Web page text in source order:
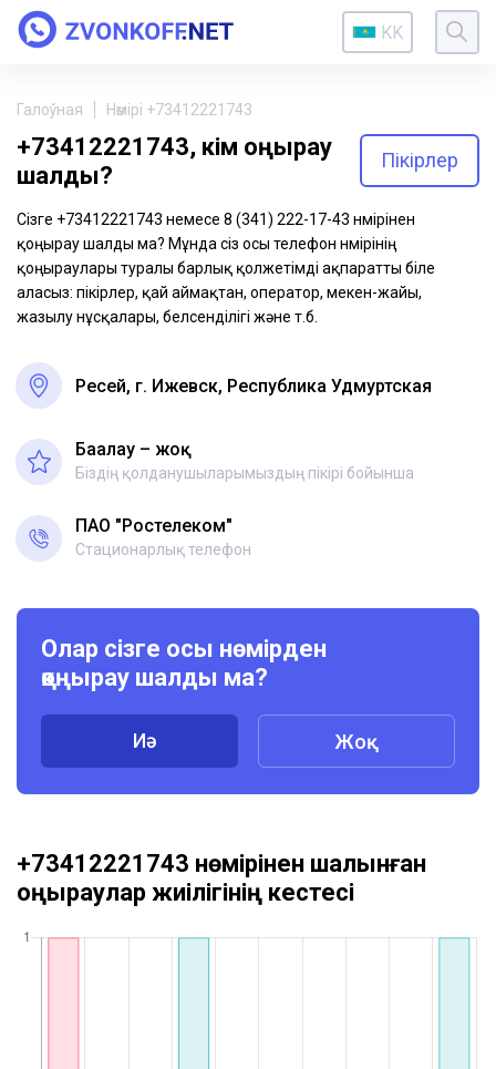
KK
Галоўная Нөмірі +73412221743
+73412221743, кім қоңырау
шалды?
Пікірлер
Сізге +73412221743 немесе 8 (341) 222-17-43 нөмірінен
қоңырау шалды ма? Мұнда сіз осы телефон нөмірінің
қоңыраулары туралы барлық қолжетімді ақпаратты біле
аласыз: пікірлер, қай аймақтан, оператор, мекен-жайы,
жазылу нұсқалары, белсенділігі және т.б.
Ресей, г. Ижевск, Республика Удмуртская
Бағалау – жоқ
Біздің қолданушыларымыздың пікірі бойынша
ПАО "Ростелеком"
Стационарлық телефон
Олар сізге осы нөмірден
қоңырау шалды ма?
Иә Жоқ
+73412221743 нөмірінен шалынған
қоңыраулар жиілігінің кестесі